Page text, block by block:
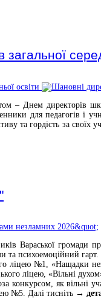
освіти
– Днем директорів
для педагогів і
та гордість за
Вараської громади
та психоемоційний
ліцею №1,
ліцею, «Вільні
конкурсом, як вільні
№5. Далі тисніть →